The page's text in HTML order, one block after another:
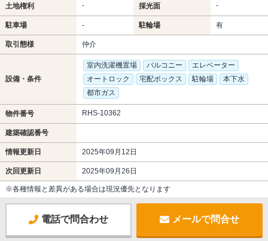
土地権利 - 採光面 -
駐車場 - 駐輪場 有
取引態様 仲介
設備・条件
室内洗濯機置場 バルコニー
エレベーター
オートロック
宅配ボックス 駐輪場
本下水
都市ガス
物件番号 RHS-10362
建築確認番号
情報更新日 2025年09月12日
次回更新日 2025年09月26日
※各種情報と差異がある場合は現況優先となります
電話で問合わせ メールで問合せ